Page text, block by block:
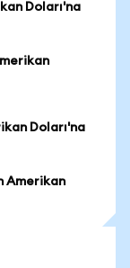
Doları'na
Doları'na
Amerikan